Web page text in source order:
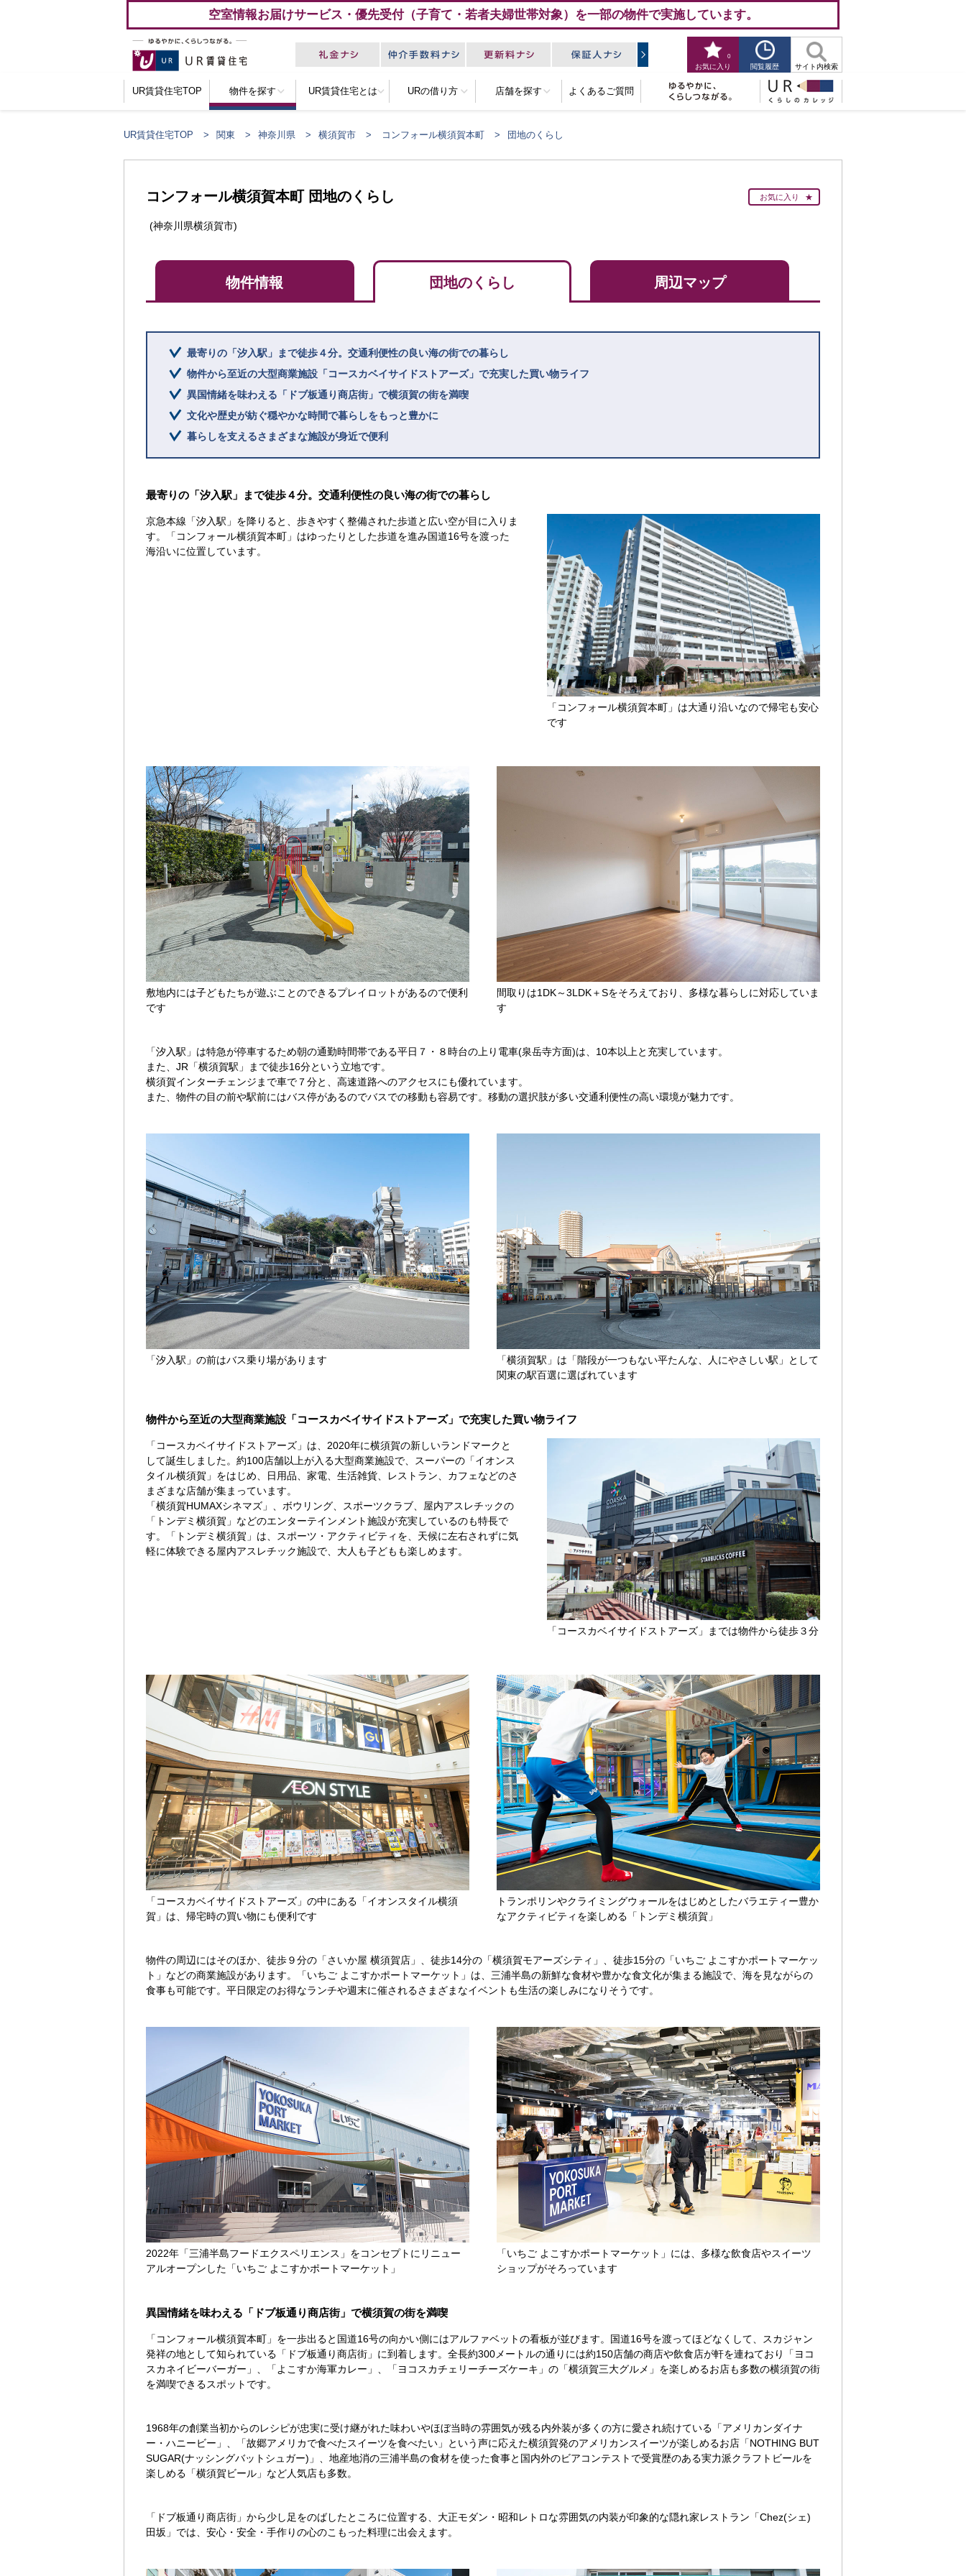
空室情報お届けサービス・優先受付（子育て・若者夫婦世帯対象）を一部の物件で実施しています。
お気に入り
0
閲覧履歴 サイト内検索
UR賃貸住宅TOP 物件を探す UR賃貸住宅とは URの借り方 店舗を探す よくあるご質問
UR賃貸住宅TOP 関東 神奈川県 横須賀市 コンフォール横須賀本町 団地のくらし
コンフォール横須賀本町 団地のくらし
(神奈川県横須賀市)
お気に入り
物件情報 団地のくらし 周辺マップ
最寄りの「汐入駅」まで徒歩４分。交通利便性の良い海の街での暮らし
物件から至近の大型商業施設「コースカベイサイドストアーズ」で充実した買い物ライフ
異国情緒を味わえる「ドブ板通り商店街」で横須賀の街を満喫
文化や歴史が紡ぐ穏やかな時間で暮らしをもっと豊かに
暮らしを支えるさまざまな施設が身近で便利
最寄りの「汐入駅」まで徒歩４分。交通利便性の良い海の街での暮らし
「コンフォール横須賀本町」は大通り沿いなので帰宅も安心
です
京急本線「汐入駅」を降りると、歩きやすく整備された歩道と広い空が目に入りま
す。「コンフォール横須賀本町」はゆったりとした歩道を進み国道16号を渡った
海沿いに位置しています。
敷地内には子どもたちが遊ぶことのできるプレイロットがあるので便利
です
間取りは1DK～3LDK＋Sをそろえており、多様な暮らしに対応していま
す
「汐入駅」は特急が停車するため朝の通勤時間帯である平日７・８時台の上り電車(泉岳寺方面)は、10本以上と充実しています。
また、JR「横須賀駅」まで徒歩16分という立地です。
横須賀インターチェンジまで車で７分と、高速道路へのアクセスにも優れています。
また、物件の目の前や駅前にはバス停があるのでバスでの移動も容易です。移動の選択肢が多い交通利便性の高い環境が魅力です。
「汐入駅」の前はバス乗り場があります
「横須賀駅」は「階段が一つもない平たんな、人にやさしい駅」として
関東の駅百選に選ばれています
物件から至近の大型商業施設「コースカベイサイドストアーズ」で充実した買い物ライフ
「コースカベイサイドストアーズ」までは物件から徒歩３分
「コースカベイサイドストアーズ」は、2020年に横須賀の新しいランドマークと
して誕生しました。約100店舗以上が入る大型商業施設で、スーパーの「イオンス
タイル横須賀」をはじめ、日用品、家電、生活雑貨、レストラン、カフェなどのさ
まざまな店舗が集まっています。
「横須賀HUMAXシネマズ」、ボウリング、スポーツクラブ、屋内アスレチックの
「トンデミ横須賀」などのエンターテインメント施設が充実しているのも特長で
す。「トンデミ横須賀」は、スポーツ・アクティビティを、天候に左右されずに気
軽に体験できる屋内アスレチック施設で、大人も子どもも楽しめます。
「コースカベイサイドストアーズ」の中にある「イオンスタイル横須
賀」は、帰宅時の買い物にも便利です
トランポリンやクライミングウォールをはじめとしたバラエティー豊か
なアクティビティを楽しめる「トンデミ横須賀」
物件の周辺にはそのほか、徒歩９分の「さいか屋 横須賀店」、徒歩14分の「横須賀モアーズシティ」、徒歩15分の「いちご よこすかポートマーケッ
ト」などの商業施設があります。「いちご よこすかポートマーケット」は、三浦半島の新鮮な食材や豊かな食文化が集まる施設で、海を見ながらの
食事も可能です。平日限定のお得なランチや週末に催されるさまざまなイベントも生活の楽しみになりそうです。
2022年「三浦半島フードエクスペリエンス」をコンセプトにリニュー
アルオープンした「いちご よこすかポートマーケット」
「いちご よこすかポートマーケット」には、多様な飲食店やスイーツ
ショップがそろっています
異国情緒を味わえる「ドブ板通り商店街」で横須賀の街を満喫
「コンフォール横須賀本町」を一歩出ると国道16号の向かい側にはアルファベットの看板が並びます。国道16号を渡ってほどなくして、スカジャン
発祥の地として知られている「ドブ板通り商店街」に到着します。全長約300メートルの通りには約150店舗の商店や飲食店が軒を連ねており「ヨコ
スカネイビーバーガー」、「よこすか海軍カレー」、「ヨコスカチェリーチーズケーキ」の「横須賀三大グルメ」を楽しめるお店も多数の横須賀の街
を満喫できるスポットです。
1968年の創業当初からのレシピが忠実に受け継がれた味わいやほぼ当時の雰囲気が残る内外装が多くの方に愛され続けている「アメリカンダイナ
ー・ハニービー」、「故郷アメリカで食べたスイーツを食べたい」という声に応えた横須賀発のアメリカンスイーツが楽しめるお店「NOTHING BUT
SUGAR(ナッシングバットシュガー)」、地産地消の三浦半島の食材を使った食事と国内外のビアコンテストで受賞歴のある実力派クラフトビールを
楽しめる「横須賀ビール」など人気店も多数。
「ドブ板通り商店街」から少し足をのばしたところに位置する、大正モダン・昭和レトロな雰囲気の内装が印象的な隠れ家レストラン「Chez(シェ)
田坂」では、安心・安全・手作りの心のこもった料理に出会えます。